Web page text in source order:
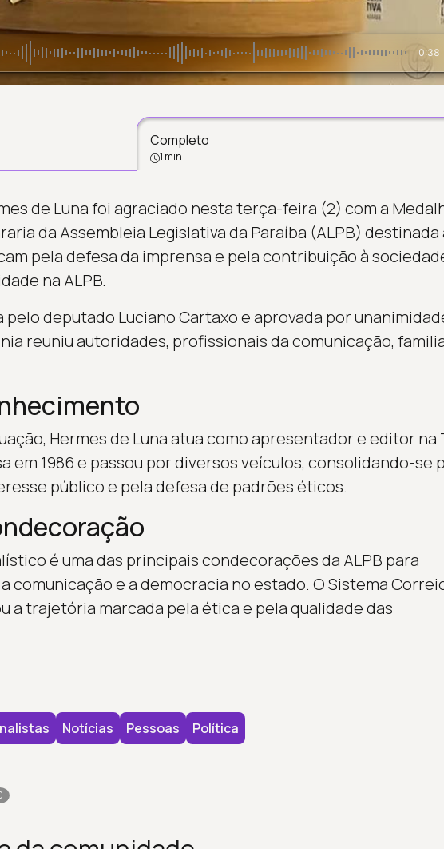
0:38
Completo
1 min
de Luna foi agraciado nesta terça-feira (2) com a
da Assembleia Legislativa da Paraíba (ALPB) destinada
pela defesa da imprensa e pela contribuição à
na ALPB.
deputado Luciano Cartaxo e aprovada por
reuniu autoridades, profissionais da comunicação,
Hermes de Luna atua como apresentador e editor na
em 1986 e passou por diversos veículos, consolidando-se
público e pela defesa de padrões éticos.
é uma das principais condecorações da ALPB para
comunicação e a democracia no estado. O Sistema
a trajetória marcada pela ética e pela qualidade das
Notícias Pessoas Política